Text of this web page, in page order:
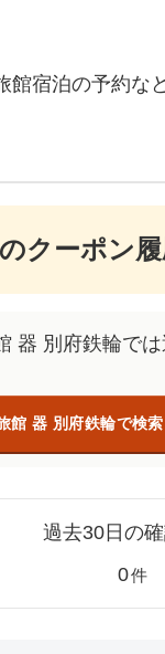
館宿泊の予約な
クーポン
器 別府鉄輪で
館 器 別府鉄輪で検索
過去30日の
0件